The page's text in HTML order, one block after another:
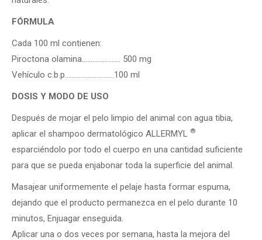
FÓRMULA
Cada 100 ml contienen:
Piroctona olamina…………………. 500 mg
Vehículo c.b.p……………………….100 ml
DOSIS Y MODO DE USO
Después de mojar el pelo limpio del animal con agua tibia,
aplicar el shampoo dermatológico ALLERMYL ®
esparciéndolo por todo el cuerpo en una cantidad suficiente
para que se pueda enjabonar toda la superficie del animal.
Masajear uniformemente el pelaje hasta formar espuma,
dejando que el producto permanezca en el pelo durante 10
minutos, Enjuagar enseguida.
Aplicar una o dos veces por semana, hasta la mejora del